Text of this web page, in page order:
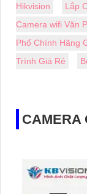
Hikvision
Lắp
Camera wifi Văn
Phố Chính Hãng
Trình Giá Rẻ
CAMERA